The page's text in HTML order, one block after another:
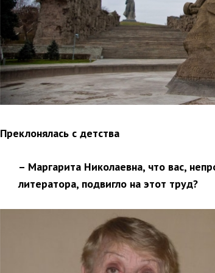
Преклонялась с детства
– Маргарита Николаевна, что вас,
литератора, подвигло на этот труд?